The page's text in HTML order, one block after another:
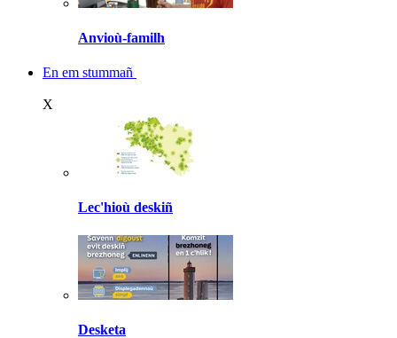
Anvioù-familh
En em stummañ
X
Lec'hioù deskiñ
Desketa